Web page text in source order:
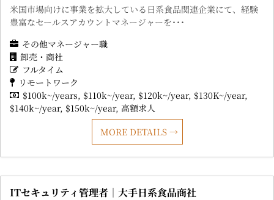
米国市場向けに事業を拡大している日系食品関連企業にて、経験
豊富なセールスアカウントマネージャーを･･･
その他マネージャー職
卸売・商社
フルタイム
リモートワーク
$100k~/years $110k~/year $120k~/year $130K~/year
$140k~/year $150k~/year 高額求人
MORE DETAILS
ITセキュリティ管理者｜大手日系食品商社